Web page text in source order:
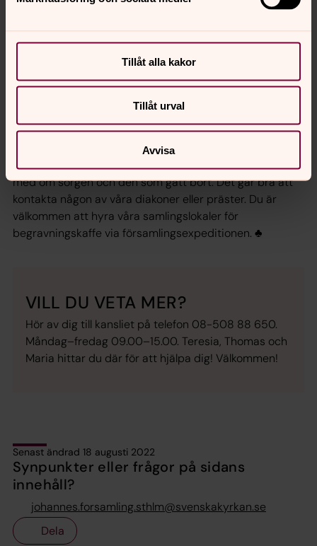
Tillåt alla kakor
Tillåt urval
Avvisa
annat fall ordnar församlingsexpeditionen en tillgänglig
begravningsgudstjänsten.
Vill man ha begravningsgudstjänst i en annan församling
än där den avlidne var skriven, bekostas detta av
hemförsamlingen. Om den avlidne tillhörde ett annat
kristet trossamfund än Svenska kyrkan upplåter
församlingen sina kyrkor, mot avgift, efter beslut av
kyrkoherden. Det kan vara skönt att ha någon att prata
med om sorgen och den som gått bort. Det går bra att
kontakta någon av våra diakoner eller präster. Du är
välkommen att hyra våra samlingslokaler för
begravningskaffe via församlingsexpeditionen. ♣
VILL DU VETA MER?
Hör av dig till kansliet på telefon 08-508 88 650.
Måndag–fredag 09.00–15.00. Teresia, Thomas och
Maria hittar du där för att hjälpa dig! Välkommen!
Senast ändrad 18 augusti 2022
Synpunkter eller frågor på sidans
innehåll?
johannes.forsamling.sthlm@svenskakyrkan.se
Dela